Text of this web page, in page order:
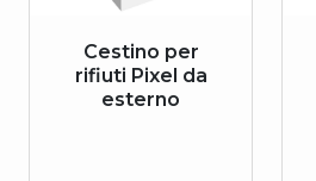
Cestino per
rifiuti Pixel da
esterno